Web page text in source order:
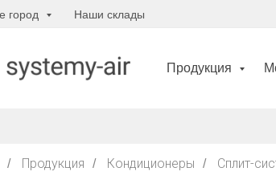
город Наши склады
Продукция
/ Продукция / Кондиционеры / Сплит-